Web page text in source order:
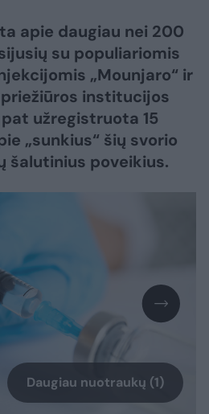
apie daugiau nei 200
su populiariomis
„Mounjaro“ ir
priežiūros institucijos
užregistruota 15
„sunkius“ šių svorio
šalutinius poveikius.
Daugiau nuotraukų (1)